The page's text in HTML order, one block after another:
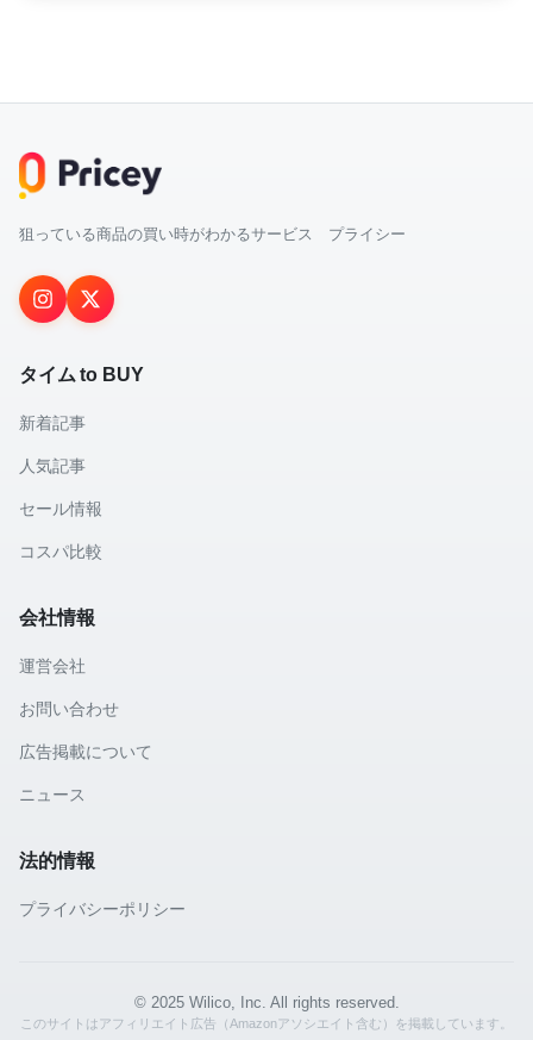
狙っている商品の買い時がわかるサービス プライシー
タイム to BUY
新着記事
人気記事
セール情報
コスパ比較
会社情報
運営会社
お問い合わせ
広告掲載について
ニュース
法的情報
プライバシーポリシー
© 2025 Wilico, Inc. All rights reserved.
このサイトはアフィリエイト広告（Amazonアソシエイト含む）を掲載しています。